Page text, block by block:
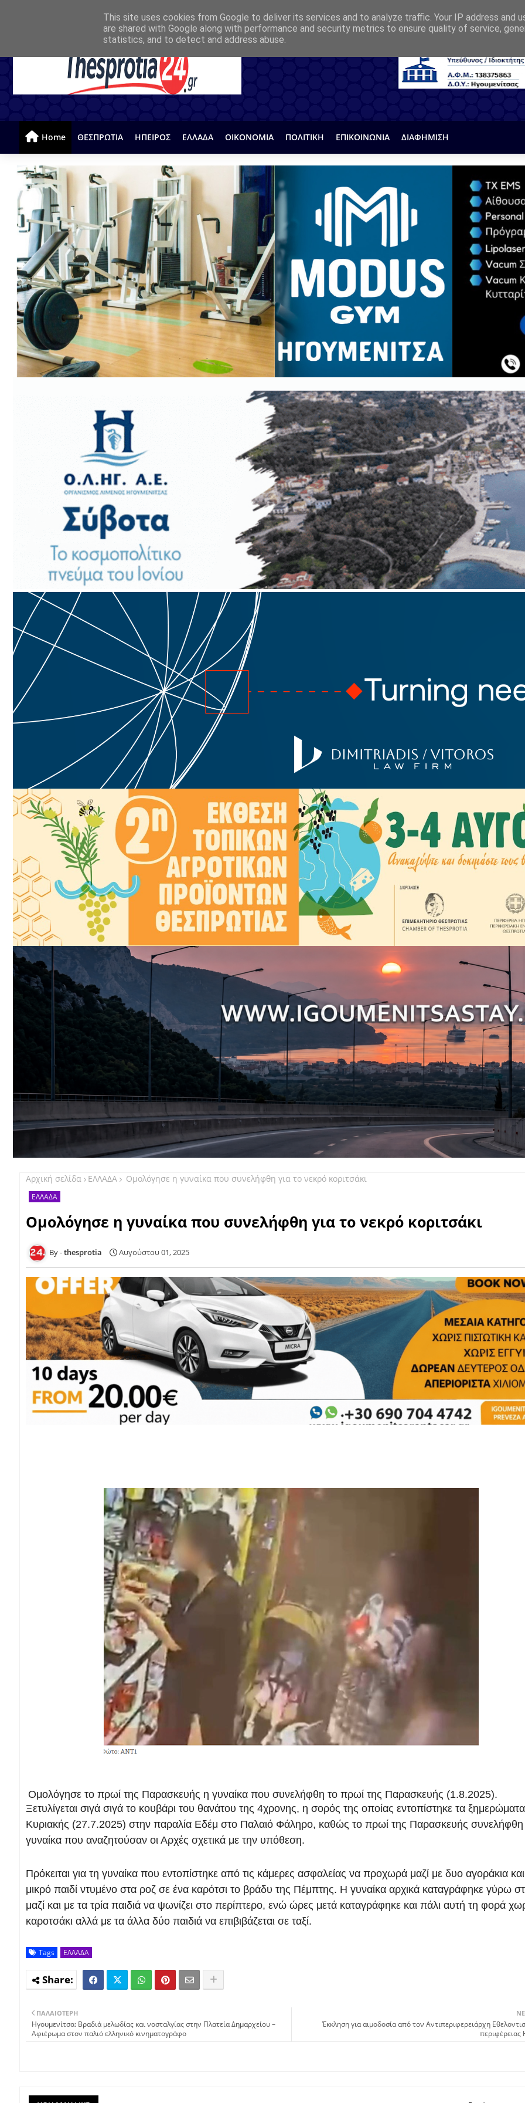
Home ΘΕΣΠΡΩΤΙΑ ΗΠΕΙΡΟΣ ΕΛΛΑΔΑ ΟΙΚΟΝΟΜΙΑ ΠΟΛΙΤΙΚΗ ΕΠΙΚΟΙΝΩΝΙΑ ΔΙΑΦΗΜΙΣΗ
Αρχική σελίδα ΕΛΛΑΔΑ Ομολόγησε η γυναίκα που συνελήφθη για το νεκρό κοριτσάκι
ΕΛΛΑΔΑ
Ομολόγησε η γυναίκα που συνελήφθη για το νεκρό κοριτσάκι
thesprotia Αυγούστου 01, 2025
Ομολόγησε το πρωί της Παρασκευής η γυναίκα που συνελήφθη το πρωί της Παρασκευής (1.8.2025).
Ξετυλίγεται σιγά σιγά το κουβάρι του θανάτου της 4χρονης, η σορός της οποίας εντοπίστηκε τα
Κυριακής (27.7.2025) στην παραλία Εδέμ στο Παλαιό Φάληρο, καθώς το πρωί της Παρασκευής
γυναίκα που αναζητούσαν οι Αρχές σχετικά με την υπόθεση.
Πρόκειται για τη γυναίκα που εντοπίστηκε από τις κάμερες ασφαλείας να προχωρά μαζί με δυο αγοράκια
μικρό παιδί ντυμένο στα ροζ σε ένα καρότσι το βράδυ της Πέμπτης. Η γυναίκα αρχικά καταγράφηκε γύρω
μαζί και με τα τρία παιδιά να ψωνίζει στο περίπτερο, ενώ ώρες μετά καταγράφηκε και πάλι αυτή τη φορά
καροτσάκι αλλά με τα άλλα δύο παιδιά να επιβιβάζεται σε ταξί.
Tags ΕΛΛΑΔΑ
Έκκληση για αιμοδοσία από τον Αντιπεριφερειάρχη
περιφέρειας
ΠΑΛΑΙΌΤΕΡΗ
Ηγουμενίτσα: Βραδιά μελωδίας και νοσταλγίας στην Πλατεία Δημαρχείου –
Αφιέρωμα στον παλιό ελληνικό κινηματογράφο
This site uses cookies from Google to deliver its services and to analyze traffic. Your IP address and
are shared with Google along with performance and security metrics to ensure quality of service,
statistics, and to detect and address abuse.